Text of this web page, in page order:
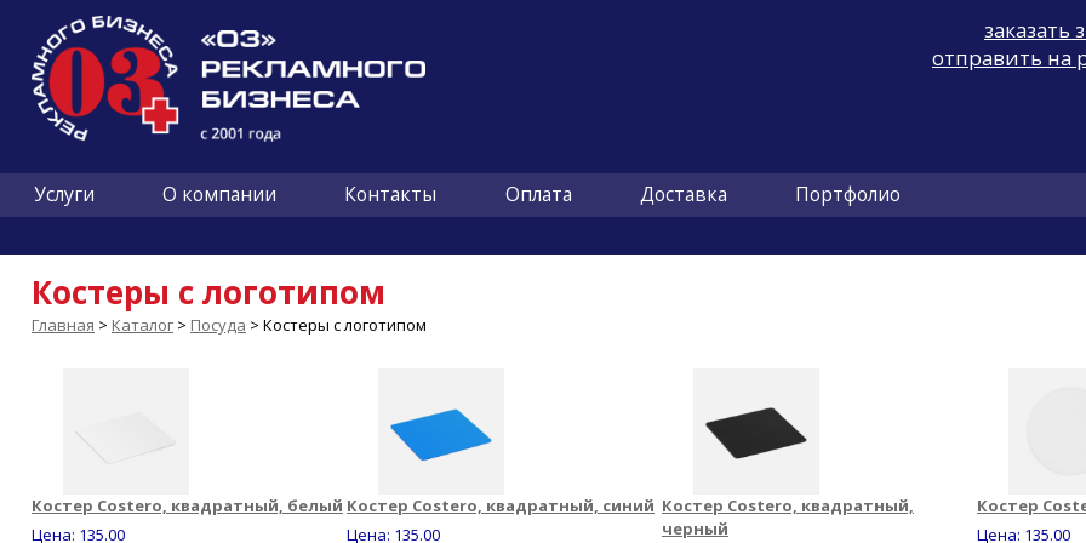
заказать
отправить на
Услуги О компании Контакты Оплата Доставка Портфолио
Костеры с логотипом
Главная > Каталог > Посуда > Костеры с логотипом
Костер Costero, квадратный, белый
Цена: 135.00
Костер Costero, квадратный, синий
Цена: 135.00
Костер Costero, квадратный,
черный
Костер
Цена: 135.00